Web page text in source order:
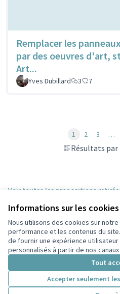
Informations sur les
Nous utilisons des cookies sur
performance et les contenus du
de fournir une expérience utilisateur
personnalisés à partir de nos
Tout
Accepter seulement
Remplacer les
par des oeuvres d'art,
Art...
Yves Dubillard 3 7
Résultats par
1 2 3 …
Voir toutes les propositions
Conditions d'utilisation
Paramètres des cookies
Participez Villeurbanne sur X
(Lien externe)
Participez Villeurbanne sur
Participez Villeurbanne
Participez
(Lien externe)